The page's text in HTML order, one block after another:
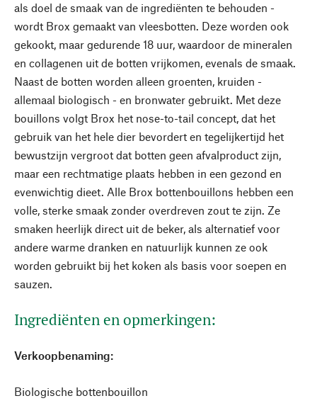
als doel de smaak van de ingrediënten te behouden -
wordt Brox gemaakt van vleesbotten. Deze worden ook
gekookt, maar gedurende 18 uur, waardoor de mineralen
en collagenen uit de botten vrijkomen, evenals de smaak.
Naast de botten worden alleen groenten, kruiden -
allemaal biologisch - en bronwater gebruikt. Met deze
bouillons volgt Brox het nose-to-tail concept, dat het
gebruik van het hele dier bevordert en tegelijkertijd het
bewustzijn vergroot dat botten geen afvalproduct zijn,
maar een rechtmatige plaats hebben in een gezond en
evenwichtig dieet. Alle Brox bottenbouillons hebben een
volle, sterke smaak zonder overdreven zout te zijn. Ze
smaken heerlijk direct uit de beker, als alternatief voor
andere warme dranken en natuurlijk kunnen ze ook
worden gebruikt bij het koken als basis voor soepen en
sauzen.
Ingrediënten en opmerkingen:
Verkoopbenaming:
Biologische bottenbouillon